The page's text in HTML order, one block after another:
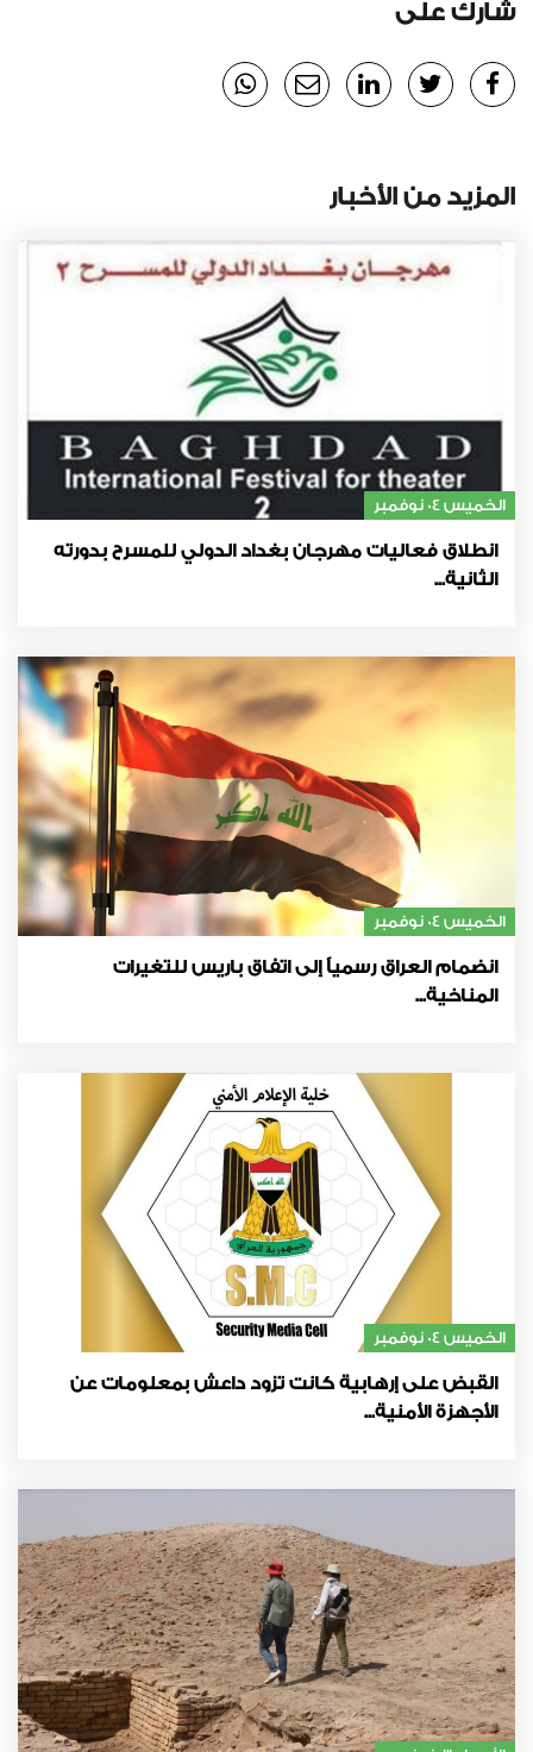
شارك على
المزيد من الأخبار
الخميس 04 نوفمبر
انطلاق فعاليات مهرجان بغداد الدولي للمسرح بدورته
الثانية...
الخميس 04 نوفمبر
انضمام العراق رسمياً إلى اتفاق باريس للتغيرات
المناخية...
الخميس 04 نوفمبر
القبض على إرهابية كانت تزود داعش بمعلومات عن
الأجهزة الأمنية...